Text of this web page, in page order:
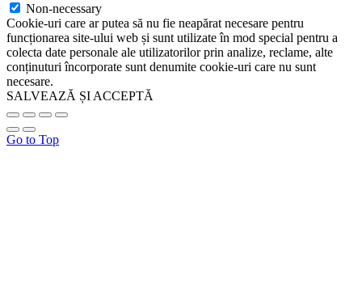
Non-necessary
Cookie-uri care ar putea să nu fie neapărat necesare pentru
funcționarea site-ului web și sunt utilizate în mod special pentru a
colecta date personale ale utilizatorilor prin analize, reclame, alte
conținuturi încorporate sunt denumite cookie-uri care nu sunt
necesare.
SALVEAZĂ ȘI ACCEPTĂ
Go to Top